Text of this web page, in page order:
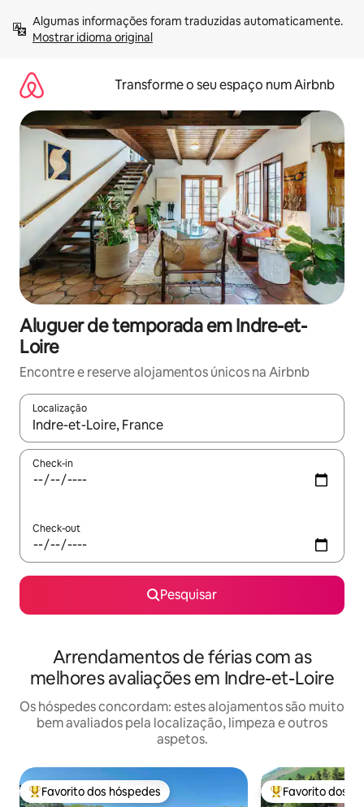
para
Mostrar idioma original
Transforme o seu espaço num Airbnb
Aluguer de temporada em Indre-et-
Loire
Encontre e reserve alojamentos únicos na Airbnb
Localização
Quando os resultados estiverem disponíveis, navegue com
Check-in
Check-out
Pesquisar
Arrendamentos de férias com as
melhores avaliações em Indre-et-Loire
Os hóspedes concordam: estes alojamentos são muito
bem avaliados pela localização, limpeza e outros
aspetos.
Favoritos dos hóspedes mais apreciados
Favorito dos hóspedes Favoritos dos
Favorito dos